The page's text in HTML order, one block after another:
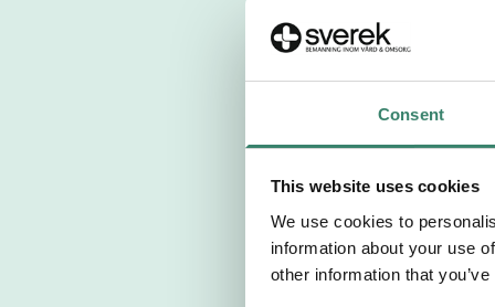
Consent
This website uses cookies
We use cookies to
information about your use
other information that
Personnummer
Förnamn
Välj yrkesroll
Välj önskat